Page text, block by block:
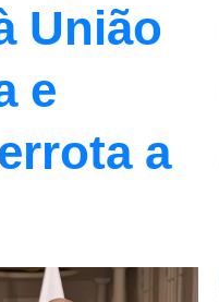
União
e
a